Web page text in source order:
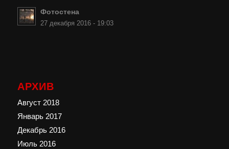
Фотостена
27 декабря 2016 - 19:03
АРХИВ
Август 2018
Январь 2017
Декабрь 2016
Июль 2016